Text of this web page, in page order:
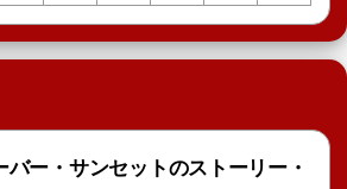
バー・サンセットのストーリー・